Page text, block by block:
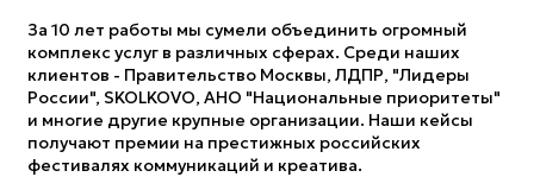
За 10 лет работы мы сумели объединить огромный
комплекс услуг в различных сферах. Среди наших
клиентов - Правительство Москвы, ЛДПР, "Лидеры
России", SKOLKOVO, АНО "Национальные приоритеты"
и многие другие крупные организации. Наши кейсы
получают премии на престижных российских
фестивалях коммуникаций и креатива.